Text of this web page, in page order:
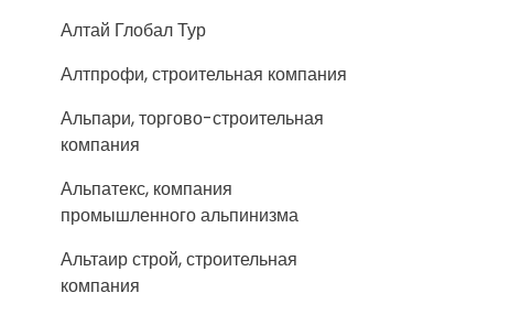
Алтай Глобал Тур
Алтпрофи, строительная компания
Альпари, торгово-строительная
компания
Альпатекс, компания
промышленного альпинизма
Альтаир строй, строительная
компания